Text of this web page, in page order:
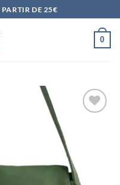
DE 25€
0
d’envies